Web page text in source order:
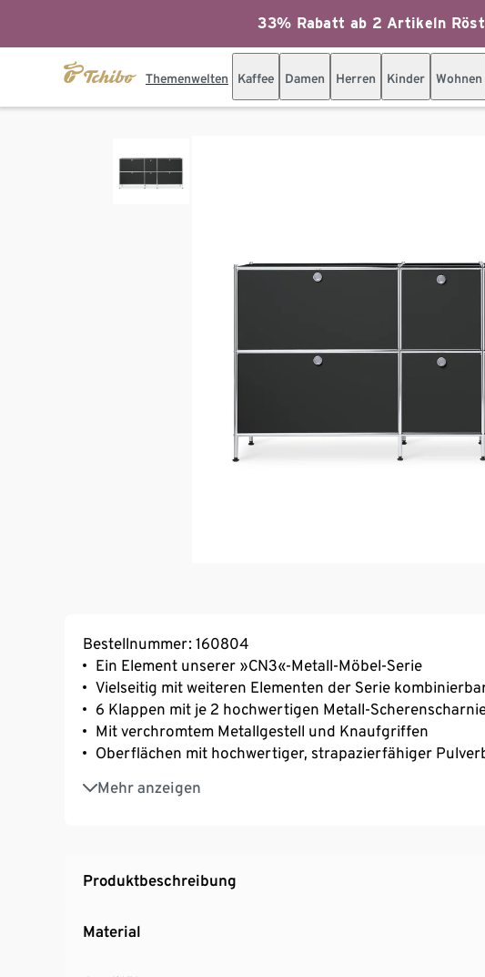
33% Rabatt ab 2 Artikeln
Themenwelten Kaffee Damen Herren Kinder Wohnen
Bestellnummer: 160804
Ein Element unserer »CN3«-Metall-Möbel-Serie
Vielseitig mit weiteren Elementen der Serie
6 Klappen mit je 2 hochwertigen Metall-
Mit verchromtem Metallgestell und Knaufgriffen
Oberflächen mit hochwertiger, strapazierfähiger
Mehr anzeigen
Sideboard mit Beinen für extra Bodenfreiheit
Mit verchromten Beinen und höhenverstellbaren
Produktbeschreibung
Material